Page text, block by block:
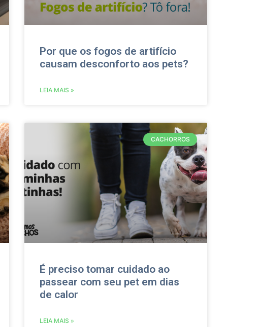
Por que os fogos de artifício
causam desconforto aos pets?
LEIA MAIS »
CACHORROS
É preciso tomar cuidado ao
passear com seu pet em dias
de calor
LEIA MAIS »